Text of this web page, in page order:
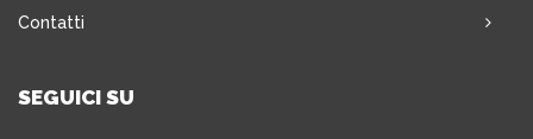
Contatti
SEGUICI SU